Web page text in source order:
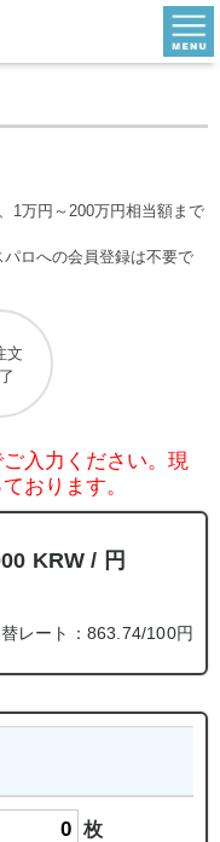
1万円～200万円相当額まで
ロへの会員登録は不要で
文
入力ください。現
おります。
KRW / 円
レート：863.74/100円
枚